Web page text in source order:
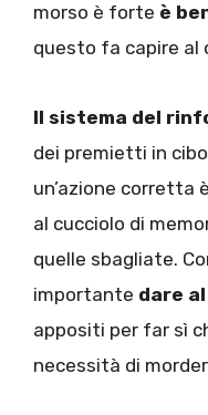
morso è forte è
questo fa capire al
Il sistema del
dei premietti in
un’azione corretta
al cucciolo di
quelle sbagliate.
importante dare
appositi per far sì
necessità di